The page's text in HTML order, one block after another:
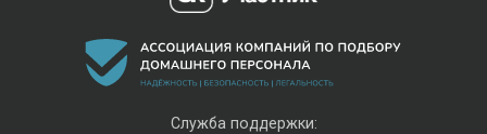
Служба поддержки: